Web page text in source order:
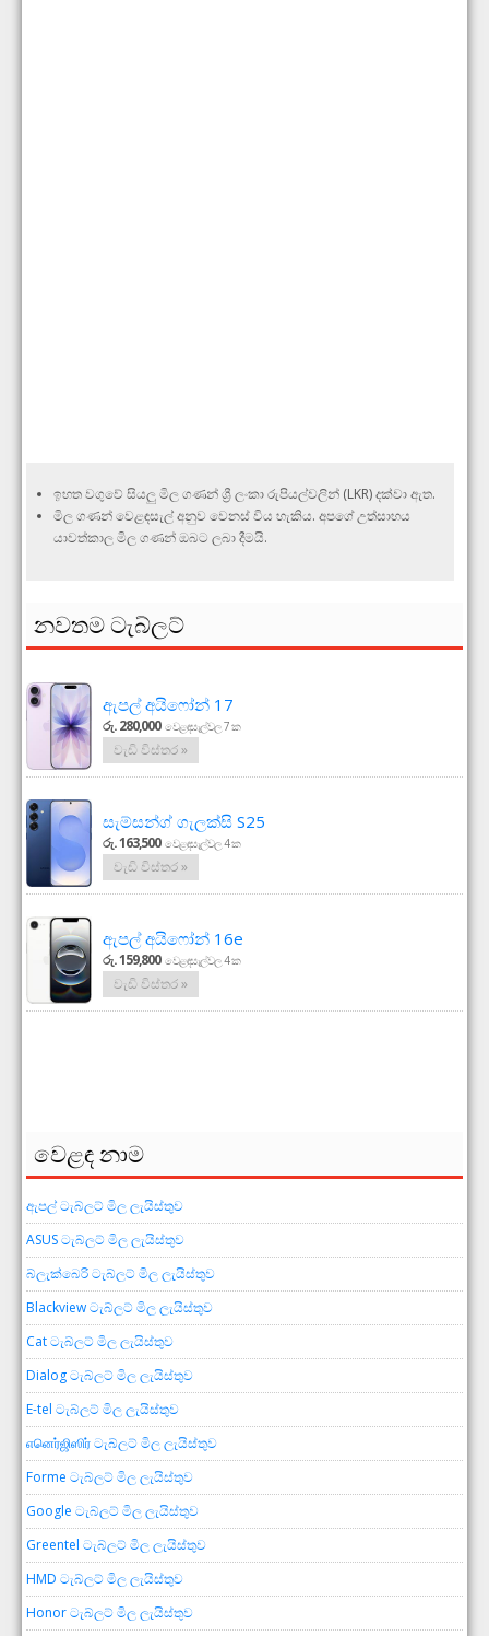
ඉහත වගුවේ සියලු මිල ගණන් ශ්‍රී ලංකා රුපියල්වලින් (LKR) දක්වා ඇත.
මිල ගණන් වෙළඳසැල් අනුව වෙනස් විය හැකිය. අපගේ උත්සාහය
යාවත්කාල මිල ගණන් ඔබට ලබා දීමයි.
නවතම ටැබ්ලට්
ඇපල් අයිෆෝන් 17
රු. 280,000 වෙළඳසැල්වල 7 ක
වැඩි විස්තර »
සැම්සන්ග් ගැලක්සි S25
රු. 163,500 වෙළඳසැල්වල 4 ක
වැඩි විස්තර »
ඇපල් අයිෆෝන් 16e
රු. 159,800 වෙළඳසැල්වල 4 ක
වැඩි විස්තර »
වෙළඳ නාම
ඇපල් ටැබ්ලට් මිල ලැයිස්තුව
ASUS ටැබ්ලට් මිල ලැයිස්තුව
බ්ලැක්බෙරි ටැබ්ලට් මිල ලැයිස්තුව
Blackview ටැබ්ලට් මිල ලැයිස්තුව
Cat ටැබ්ලට් මිල ලැයිස්තුව
Dialog ටැබ්ලට් මිල ලැයිස්තුව
E-tel ටැබ්ලට් මිල ලැයිස්තුව
எனெர்ஜிஸிர் ටැබ්ලට් මිල ලැයිස්තුව
Forme ටැබ්ලට් මිල ලැයිස්තුව
Google ටැබ්ලට් මිල ලැයිස්තුව
Greentel ටැබ්ලට් මිල ලැයිස්තුව
HMD ටැබ්ලට් මිල ලැයිස්තුව
Honor ටැබ්ලට් මිල ලැයිස්තුව